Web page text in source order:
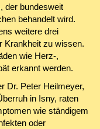
der bundesweit
behandelt wird.
weitere drei
Krankheit zu wissen.
wie Herz-,
erkannt werden.
Dr. Peter Heilmeyer,
in Isny, raten
wie ständigem
oder